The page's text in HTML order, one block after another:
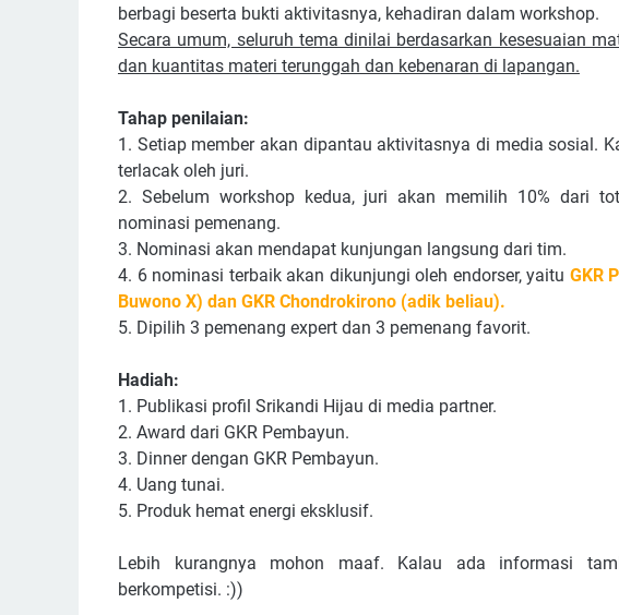
berbagi beserta bukti aktivitasnya, kehadiran dalam workshop.
Secara umum, seluruh tema dinilai berdasarkan kesesuaian
dan kuantitas materi terunggah dan kebenaran di lapangan.
Tahap penilaian:
1. Setiap member akan dipantau aktivitasnya di media sosial.
terlacak oleh juri.
2. Sebelum workshop kedua, juri akan memilih 10% dari
nominasi pemenang.
3. Nominasi akan mendapat kunjungan langsung dari tim.
4. 6 nominasi terbaik akan dikunjungi oleh endorser, yaitu GKR
Buwono X) dan GKR Chondrokirono (adik beliau).
5. Dipilih 3 pemenang expert dan 3 pemenang favorit.
Hadiah:
1. Publikasi profil Srikandi Hijau di media partner.
2. Award dari GKR Pembayun.
3. Dinner dengan GKR Pembayun.
4. Uang tunai.
5. Produk hemat energi eksklusif.
Lebih kurangnya mohon maaf. Kalau ada informasi
berkompetisi. :))